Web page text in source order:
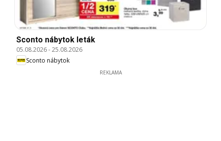
Sconto nábytok leták
05.08.2026-25.08.2026
Sconto nábytok
REKLAMA